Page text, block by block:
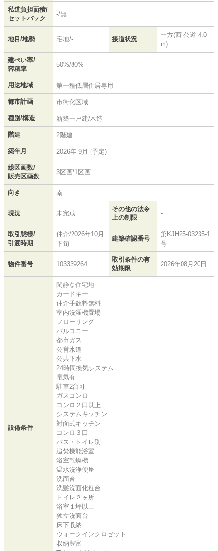
私道負担面積/
セットバック
-/無
地目/地勢 宅地/- 接道状況
一方(西 公道 4.0
m)
建ぺい率/
容積率
50%/80%
用途地域 第一種低層住居専用
都市計画 市街化区域
種別/構造 新築一戸建/木造
階建 2階建
築年月 2026年 9月 (予定)
総区画数/
販売区画数
3区画/1区画
向き 南
現況 未完成
その他の法令
上の制限
-
取引態様/
引渡時期
仲介/2026年10月
下旬
建築確認番号
第KJH25-03235-1
号
物件番号 103339264
取引条件の有
効期限
2026年08月20日
設備条件
閑静な住宅地
カードキー
仲介手数料無料
室内洗濯機置場
フローリング
バルコニー
都市ガス
公営水道
公共下水
24時間換気システム
電気有
駐車2台可
ガスコンロ
コンロ２口以上
システムキッチン
対面式キッチン
コンロ３口
バス・トイレ別
追焚機能浴室
浴室乾燥機
温水洗浄便座
洗面台
洗髪洗面化粧台
トイレ２ヶ所
浴室１坪以上
独立洗面台
床下収納
ウォークインクロゼット
収納豊富